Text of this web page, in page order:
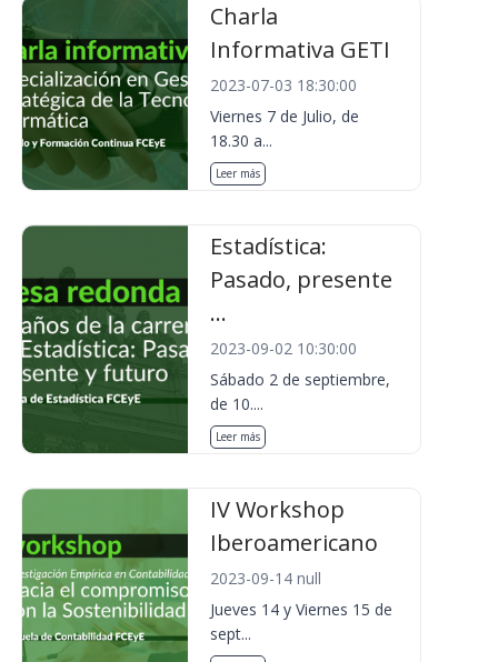
Charla
Informativa GETI
2023-07-03 18:30:00
Viernes 7 de Julio, de
18.30 a...
Leer más
Estadística:
Pasado, presente
...
2023-09-02 10:30:00
Sábado 2 de septiembre,
de 10....
Leer más
IV Workshop
Iberoamericano
2023-09-14 null
Jueves 14 y Viernes 15 de
sept...